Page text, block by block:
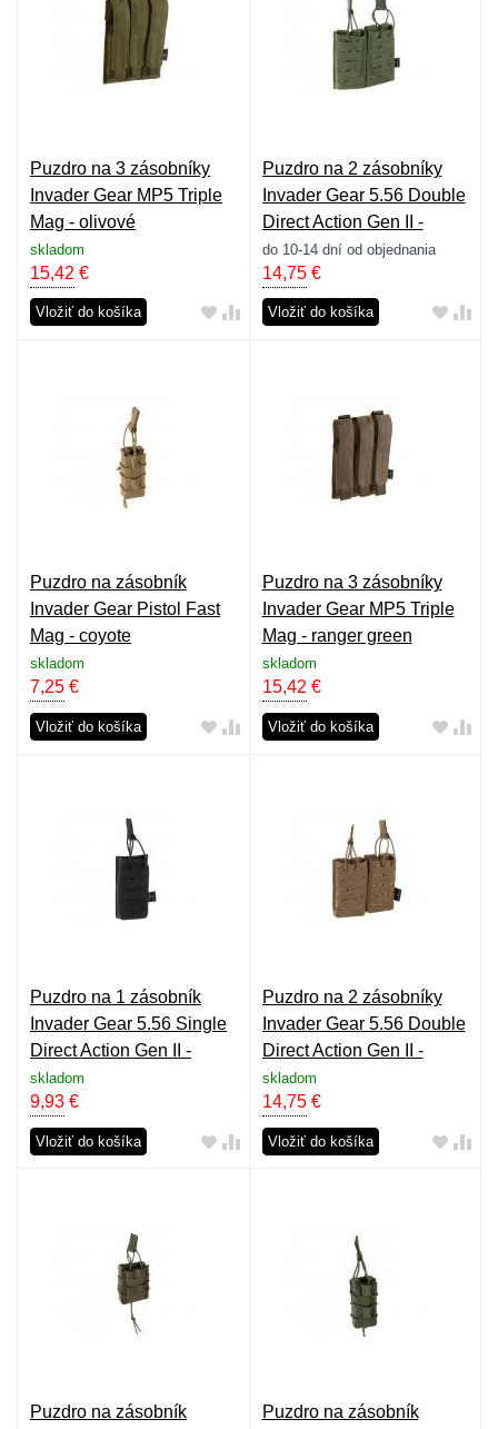
Puzdro na 3 zásobníky
Invader Gear MP5 Triple
Mag - olivové
skladom
15,42 €
Vložiť do košíka
Puzdro na 2 zásobníky
Invader Gear 5.56 Double
Direct Action Gen II -
olivové
do 10-14 dní od objednania
14,75€
Vložiť do košíka
Puzdro na zásobník
Invader Gear Pistol Fast
Mag - coyote
skladom
7,25 €
Vložiť do košíka
Puzdro na 3 zásobníky
Invader Gear MP5 Triple
Mag - ranger green
skladom
15,42 €
Vložiť do košíka
Puzdro na 1 zásobník
Invader Gear 5.56 Single
Direct Action Gen II -
čierne
skladom
9,93 €
Vložiť do košíka
Puzdro na 2 zásobníky
Invader Gear 5.56 Double
Direct Action Gen II -
coyote
skladom
14,75€
Vložiť do košíka
Puzdro na zásobník
Puzdro na zásobník